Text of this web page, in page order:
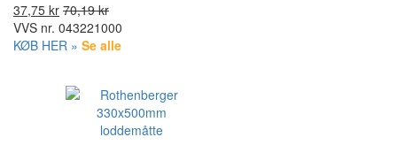
37,75 kr 70,19 kr
VVS nr. 043221000
KØB HER » Se alle